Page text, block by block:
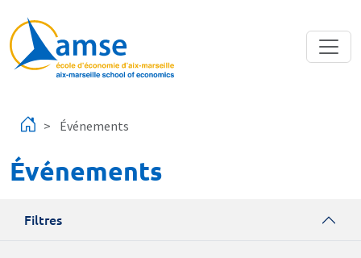
Événements
Événements
Filtres